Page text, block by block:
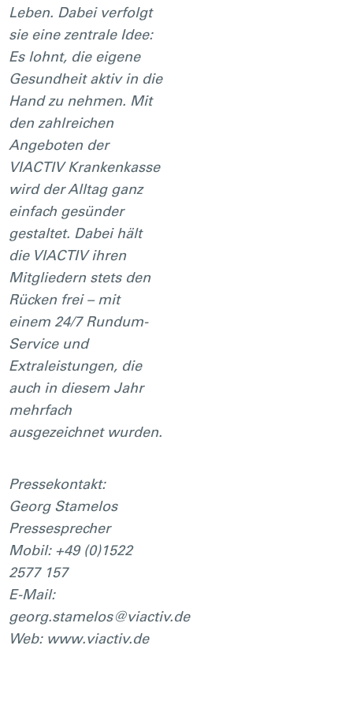
Leben. Dabei verfolgt
sie eine zentrale Idee:
Es lohnt, die eigene
Gesundheit aktiv in die
Hand zu nehmen. Mit
den zahlreichen
Angeboten der
VIACTIV Krankenkasse
wird der Alltag ganz
einfach gesünder
gestaltet. Dabei hält
die VIACTIV ihren
Mitgliedern stets den
Rücken frei – mit
einem 24/7 Rundum-
Service und
Extraleistungen, die
auch in diesem Jahr
mehrfach
ausgezeichnet wurden.
Pressekontakt:
Georg Stamelos
Pressesprecher
Mobil: +49 (0)1522
2577 157
E-Mail:
georg.stamelos@viactiv.de
Web: www.viactiv.de